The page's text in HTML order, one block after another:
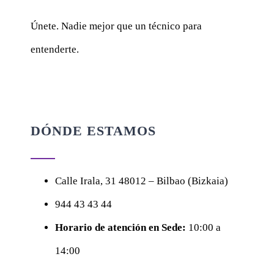
Únete. Nadie mejor que un técnico para
entenderte.
DÓNDE ESTAMOS
Calle Irala, 31 48012 – Bilbao (Bizkaia)
944 43 43 44
Horario de atención en Sede: 10:00 a
14:00